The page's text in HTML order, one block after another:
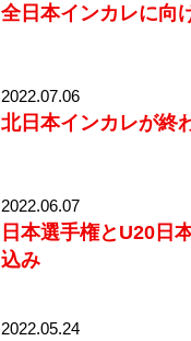
全日本インカレに向
2022.07.06
北日本インカレが終
2022.06.07
日本選手権とU20日
込み
2022.05.24